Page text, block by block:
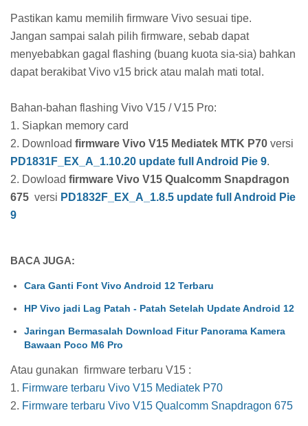
Pastikan kamu memilih firmware Vivo sesuai tipe.
Jangan sampai salah pilih firmware, sebab dapat
menyebabkan gagal flashing (buang kuota sia-sia) bahkan
dapat berakibat Vivo v15 brick atau malah mati total.
Bahan-bahan flashing Vivo V15 / V15 Pro:
1. Siapkan memory card
2. Download firmware Vivo V15 Mediatek MTK P70 versi
PD1831F_EX_A_1.10.20 update full Android Pie 9.
2. Dowload firmware Vivo V15 Qualcomm Snapdragon
675 versi PD1832F_EX_A_1.8.5 update full Android Pie
9
BACA JUGA:
Cara Ganti Font Vivo Android 12 Terbaru
HP Vivo jadi Lag Patah - Patah Setelah Update Android 12
Jaringan Bermasalah Download Fitur Panorama Kamera
Bawaan Poco M6 Pro
Atau gunakan firmware terbaru V15 :
1. Firmware terbaru Vivo V15 Mediatek P70
2. Firmware terbaru Vivo V15 Qualcomm Snapdragon 675